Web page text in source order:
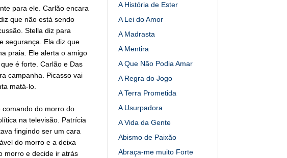
para ele. Carlão encara
que não está sendo
Stella diz para
segurança. Ela diz que
praia. Ele alerta o amigo
é forte. Carlão e Das
campanha. Picasso vai
matá-lo.
comando do morro do
na televisão. Patrícia
fingindo ser um cara
do morro e a deixa
morro e decide ir atrás
A História de Ester
A Lei do Amor
A Madrasta
A Mentira
A Que Não Podia Amar
A Regra do Jogo
A Terra Prometida
A Usurpadora
A Vida da Gente
Abismo de Paixão
Abraça-me muito Forte